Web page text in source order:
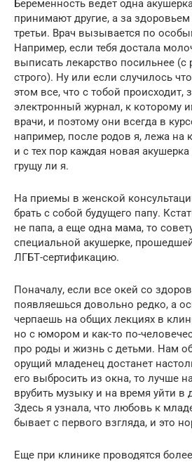
Беременность ведет одна
принимают другие, а за здоровьем
третьи. Врач вызывается по
Например, если тебя достала
выписать лекарство посильнее (c
строго). Ну или если случилось
этом все, что c тобой происходит,
электронный журнал, к которому
врачи, и поэтому они всегда в
например, после родов я, лежа на
и с тех пор каждая новая
грущу ли я.
На приемы в женской
брать с собой будущего папу.
не папа, а еще одна мама, то
специальной акушерке,
ЛГБТ-сертификацию.
Поначалу, если все окей со
появляешься довольно редко, а
черпаешь на общих лекциях в
но с юмором и как-то по-
про роды и жизнь с детьми. Нам
орущий младенец достанет
его выбросить из окна, то лучше
врубить музыку и на время уйти в
Здесь я узнала, что любовь к
бывает с первого взгляда, и это
Еще при клинике проводятся